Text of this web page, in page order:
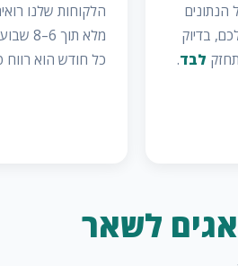
הנתונים
בדיוק
לבד.
הלקוחות שלנו
מלא
כל חודש הוא רווח
לשאר